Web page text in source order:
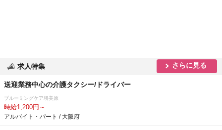
求人特集 さらに見る
送迎業務中心の介護タクシー/ドライバー
ブルーミングケア堺美原
時給1,200円～
アルバイト・パート / 大阪府